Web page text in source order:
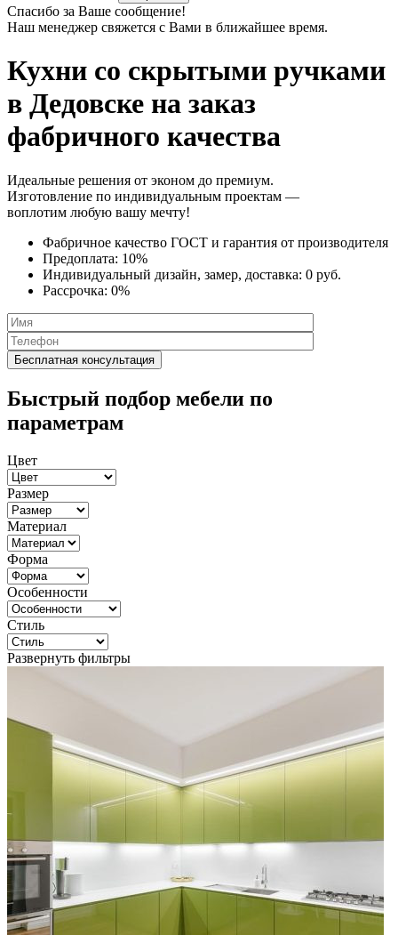
Спасибо за Ваше сообщение!
Наш менеджер свяжется с Вами в ближайшее время.
Кухни со скрытыми ручками
в Дедовске на заказ
фабричного качества
Идеальные решения от эконом до премиум.
Изготовление по индивидуальным проектам —
воплотим любую вашу мечту!
Фабричное качество ГОСТ и гарантия от производителя
Предоплата: 10%
Индивидуальный дизайн, замер, доставка: 0 руб.
Рассрочка: 0%
Быстрый подбор мебели по
параметрам
Цвет
Размер
Материал
Форма
Особенности
Стиль
Развернуть фильтры